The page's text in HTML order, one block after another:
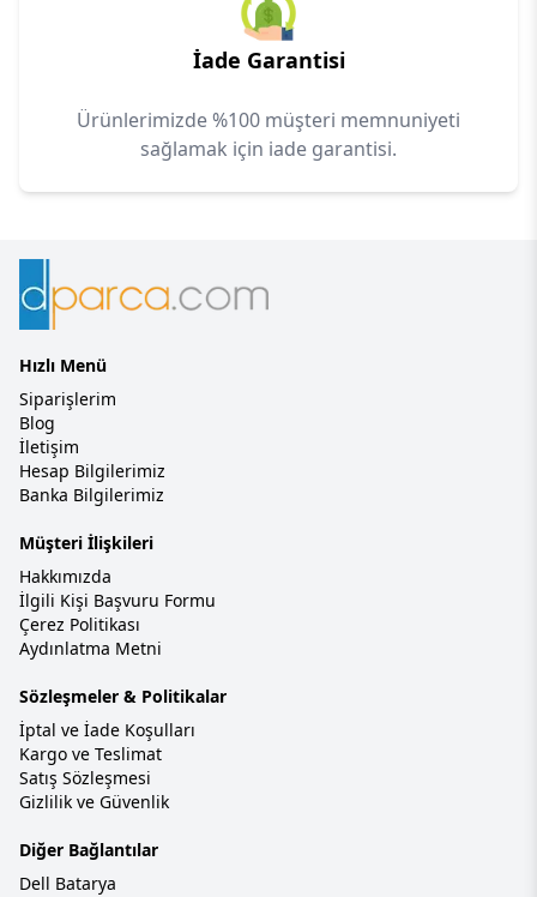
İade Garantisi
Ürünlerimizde %100 müşteri memnuniyeti
sağlamak için iade garantisi.
Hızlı Menü
Siparişlerim
Blog
İletişim
Hesap Bilgilerimiz
Banka Bilgilerimiz
Müşteri İlişkileri
Hakkımızda
İlgili Kişi Başvuru Formu
Çerez Politikası
Aydınlatma Metni
Sözleşmeler & Politikalar
İptal ve İade Koşulları
Kargo ve Teslimat
Satış Sözleşmesi
Gizlilik ve Güvenlik
Diğer Bağlantılar
Dell Batarya